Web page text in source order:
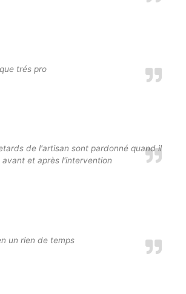
trés pro
de l'artisan sont pardonné quand il
et après l'intervention
un rien de temps